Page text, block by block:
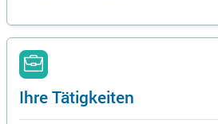
Ihre Tätigkeiten